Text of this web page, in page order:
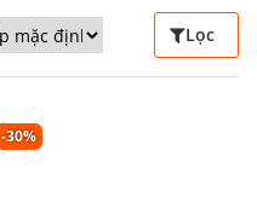
Lọc
-30%